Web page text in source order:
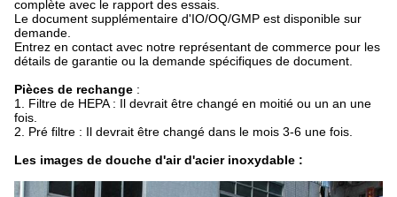
complète avec le rapport des essais.
Le document supplémentaire d'IO/OQ/GMP est disponible sur
demande.
Entrez en contact avec notre représentant de commerce pour les
détails de garantie ou la demande spécifiques de document.
Pièces de rechange :
1. Filtre de HEPA : Il devrait être changé en moitié ou un an une
fois.
2. Pré filtre : Il devrait être changé dans le mois 3-6 une fois.
Les images de douche d'air d'acier inoxydable :